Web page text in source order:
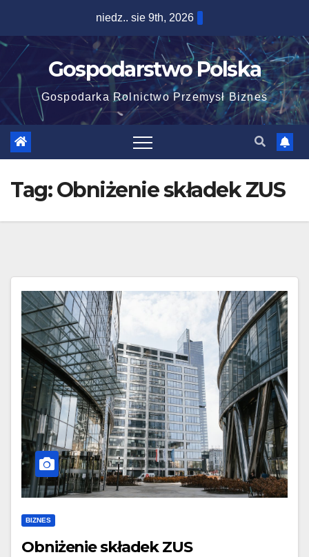
content
niedz.. sie 9th, 2026
Gospodarstwo Polska
Gospodarka Rolnictwo Przemysł Biznes
Tag:Obniżenie składek ZUS
BIZNES
Obniżenie składek ZUS